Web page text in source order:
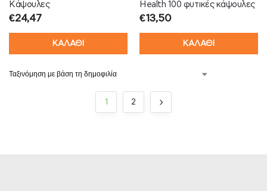
Κάψουλες
€24,47
ΚΑΛΑΘΙ
Health 100 φυτικές κάψουλες
€13,50
ΚΑΛΑΘΙ
1 2